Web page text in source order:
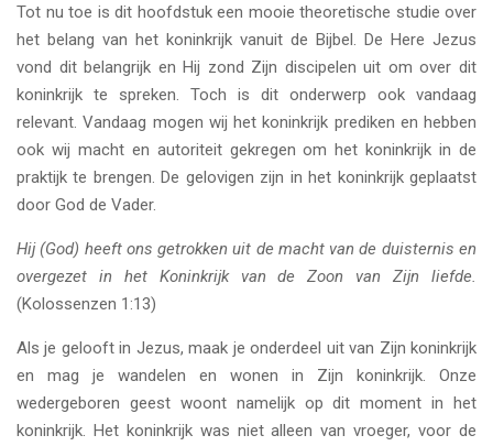
Tot nu toe is dit hoofdstuk een mooie theoretische studie over
het belang van het koninkrijk vanuit de Bijbel. De Here Jezus
vond dit belangrijk en Hij zond Zijn discipelen uit om over dit
koninkrijk te spreken. Toch is dit onderwerp ook vandaag
relevant. Vandaag mogen wij het koninkrijk prediken en hebben
ook wij macht en autoriteit gekregen om het koninkrijk in de
praktijk te brengen. De gelovigen zijn in het koninkrijk geplaatst
door God de Vader.
Hij (God) heeft ons getrokken uit de macht van de duisternis en
overgezet in het Koninkrijk van de Zoon van Zijn liefde.
(Kolossenzen 1:13)
Als je gelooft in Jezus, maak je onderdeel uit van Zijn koninkrijk
en mag je wandelen en wonen in Zijn koninkrijk. Onze
wedergeboren geest woont namelijk op dit moment in het
koninkrijk. Het koninkrijk was niet alleen van vroeger, voor de